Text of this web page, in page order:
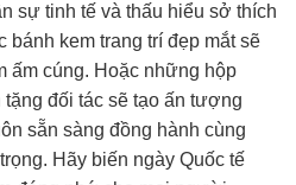
sự tinh tế và thấu hiểu sở thích
kem trang trí đẹp mắt sẽ
ấm cúng. Hoặc những hộp
đối tác sẽ tạo ấn tượng
sẵn sàng đồng hành cùng
Hãy biến ngày Quốc tế